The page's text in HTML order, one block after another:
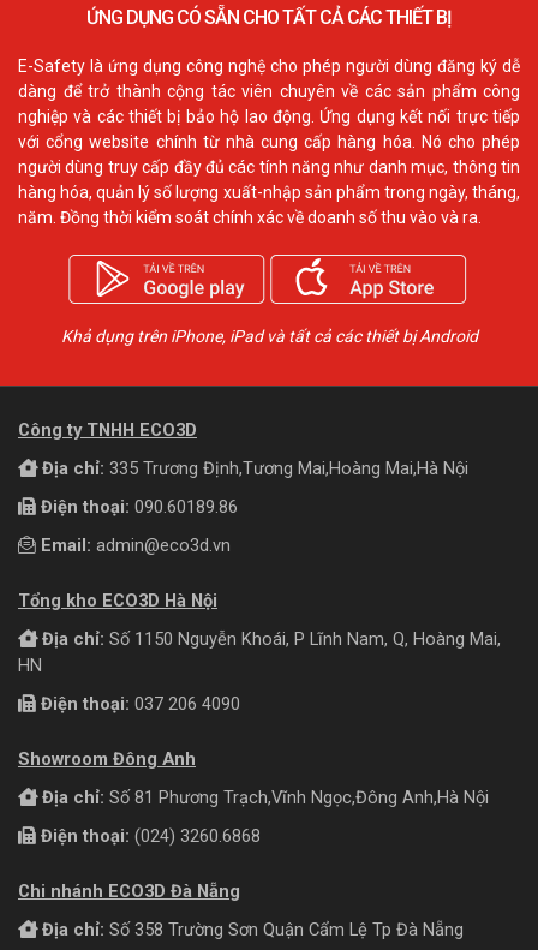
ỨNG DỤNG CÓ SẴN CHO TẤT CẢ CÁC THIẾT BỊ
E-Safety là ứng dụng công nghệ cho phép người dùng đăng ký dễ
dàng để trở thành cộng tác viên chuyên về các sản phẩm công
nghiệp và các thiết bị bảo hộ lao động. Ứng dụng kết nối trực tiếp
với cổng website chính từ nhà cung cấp hàng hóa. Nó cho phép
người dùng truy cấp đầy đủ các tính năng như danh mục, thông tin
hàng hóa, quản lý số lượng xuất-nhập sản phẩm trong ngày, tháng,
năm. Đồng thời kiểm soát chính xác về doanh số thu vào và ra.
Khả dụng trên iPhone, iPad và tất cả các thiết bị Android
Công ty TNHH ECO3D
Địa chỉ: 335 Trương Định,Tương Mai,Hoàng Mai,Hà Nội
Điện thoại: 090.60189.86
Email: admin@eco3d.vn
Tổng kho ECO3D Hà Nội
Địa chỉ: Số 1150 Nguyễn Khoái, P Lĩnh Nam, Q, Hoàng Mai,
HN
Điện thoại: 037 206 4090
Showroom Đông Anh
Địa chỉ: Số 81 Phương Trạch,Vĩnh Ngọc,Đông Anh,Hà Nội
Điện thoại: (024) 3260.6868
Chi nhánh ECO3D Đà Nẵng
Địa chỉ: Số 358 Trường Sơn Quận Cẩm Lệ Tp Đà Nẵng